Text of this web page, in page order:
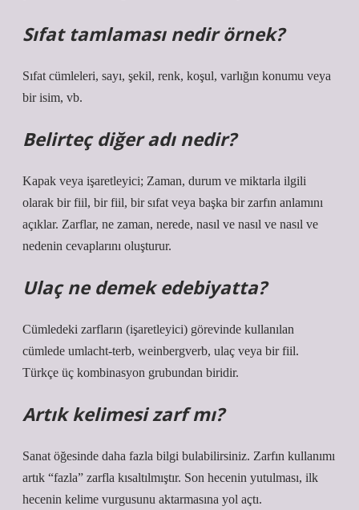
Sıfat tamlaması nedir örnek?
Sıfat cümleleri, sayı, şekil, renk, koşul, varlığın konumu veya
bir isim, vb.
Belirteç diğer adı nedir?
Kapak veya işaretleyici; Zaman, durum ve miktarla ilgili
olarak bir fiil, bir fiil, bir sıfat veya başka bir zarfın anlamını
açıklar. Zarflar, ne zaman, nerede, nasıl ve nasıl ve nasıl ve
nedenin cevaplarını oluşturur.
Ulaç ne demek edebiyatta?
Cümledeki zarfların (işaretleyici) görevinde kullanılan
cümlede umlacht-terb, weinbergverb, ulaç veya bir fiil.
Türkçe üç kombinasyon grubundan biridir.
Artık kelimesi zarf mı?
Sanat öğesinde daha fazla bilgi bulabilirsiniz. Zarfın kullanımı
artık “fazla” zarfla kısaltılmıştır. Son hecenin yutulması, ilk
hecenin kelime vurgusunu aktarmasına yol açtı.